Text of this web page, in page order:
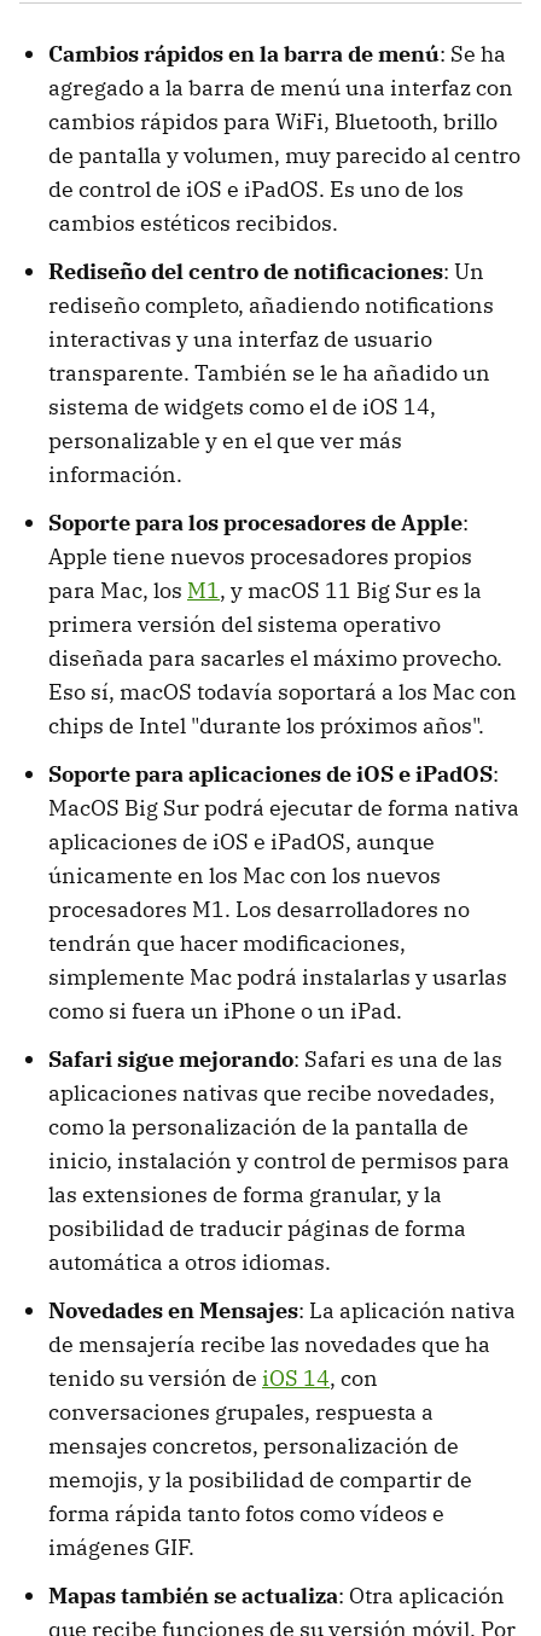
Cambios rápidos en la barra de menú: Se ha
agregado a la barra de menú una interfaz con
cambios rápidos para WiFi, Bluetooth, brillo
de pantalla y volumen, muy parecido al centro
de control de iOS e iPadOS. Es uno de los
cambios estéticos recibidos.
Rediseño del centro de notificaciones: Un
rediseño completo, añadiendo notifications
interactivas y una interfaz de usuario
transparente. También se le ha añadido un
sistema de widgets como el de iOS 14,
personalizable y en el que ver más
información.
Soporte para los procesadores de Apple:
Apple tiene nuevos procesadores propios
para Mac, los M1, y macOS 11 Big Sur es la
primera versión del sistema operativo
diseñada para sacarles el máximo provecho.
Eso sí, macOS todavía soportará a los Mac con
chips de Intel "durante los próximos años".
Soporte para aplicaciones de iOS e iPadOS:
MacOS Big Sur podrá ejecutar de forma nativa
aplicaciones de iOS e iPadOS, aunque
únicamente en los Mac con los nuevos
procesadores M1. Los desarrolladores no
tendrán que hacer modificaciones,
simplemente Mac podrá instalarlas y usarlas
como si fuera un iPhone o un iPad.
Safari sigue mejorando: Safari es una de las
aplicaciones nativas que recibe novedades,
como la personalización de la pantalla de
inicio, instalación y control de permisos para
las extensiones de forma granular, y la
posibilidad de traducir páginas de forma
automática a otros idiomas.
Novedades en Mensajes: La aplicación nativa
de mensajería recibe las novedades que ha
tenido su versión de iOS 14, con
conversaciones grupales, respuesta a
mensajes concretos, personalización de
memojis, y la posibilidad de compartir de
forma rápida tanto fotos como vídeos e
imágenes GIF.
Mapas también se actualiza: Otra aplicación
que recibe funciones de su versión móvil. Por